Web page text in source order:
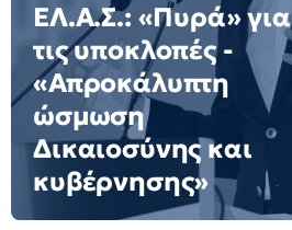
ΕΛ.Α.Σ.: «Πυρά» για
τις υποκλοπές -
«Απροκάλυπτη
ώσμωση
Δικαιοσύνης και
κυβέρνησης»